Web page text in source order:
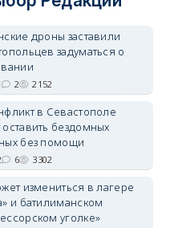
дроны заставили
задуматься о
2 2152
в Севастополе
бездомных
без помощи
6 3302
измениться в лагере
и батилиманском
уголке»